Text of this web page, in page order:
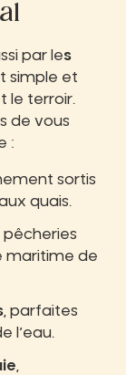
par les
simple et
le terroir.
de vous
:
sortis
quais.
pêcheries
maritime de
, parfaites
l’eau.
,